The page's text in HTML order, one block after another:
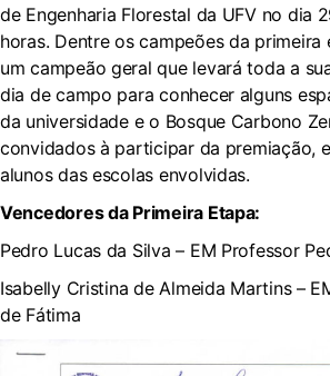
de Engenharia Florestal da UFV no dia
horas. Dentre os campeões da primeira
um campeão geral que levará toda a
dia de campo para conhecer alguns
da universidade e o Bosque Carbono
convidados à participar da premiação,
alunos das escolas envolvidas.
Vencedores da Primeira Etapa:
Pedro Lucas da Silva – EM Professor
Isabelly Cristina de Almeida Martins –
de Fátima